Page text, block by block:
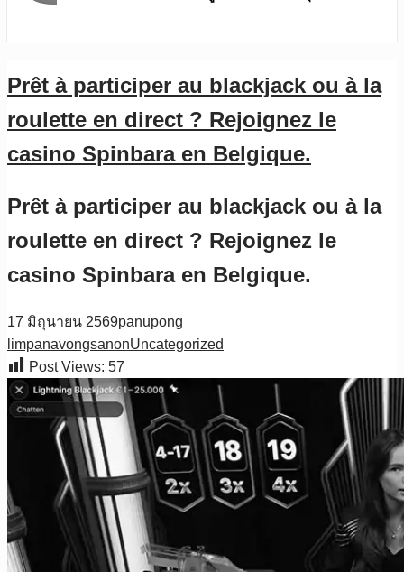
Prêt à participer au blackjack ou à la
roulette en direct ? Rejoignez le
casino Spinbara en Belgique.
Prêt à participer au blackjack ou à la
roulette en direct ? Rejoignez le
casino Spinbara en Belgique.
17 มิถุนายน 2569panupong
limpanavongsanonUncategorized
Post Views: 57